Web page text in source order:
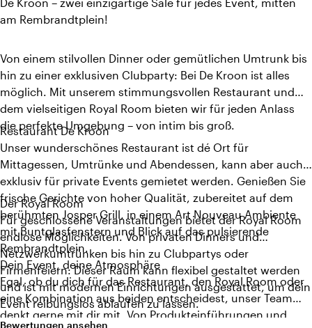
am Rembrandtplein!
Von einem stilvollen Dinner oder gemütlichen Umtrunk bis
hin zu einer exklusiven Clubparty: Bei De Kroon ist alles
möglich. Mit unserem stimmungsvollen Restaurant und
dem vielseitigen Royal Room bieten wir für jeden Anlass
die perfekte Umgebung – von intim bis groß.
Restaurant De Kroon
Unser wunderschönes Restaurant ist dé Ort für
Mittagessen, Umtrünke und Abendessen, kann aber auch
exklusiv für private Events gemietet werden. Genießen Sie
frische Gerichte von hoher Qualität, zubereitet auf dem
berühmten Josper Grill, in einem Art Nouveau Ambiente
mit Buntglasfenstern und Blick auf das pulsierende
Rembrandtplein.
Der Royal Room
Für geschlossene Veranstaltungen bietet der Royal Room
endlose Möglichkeiten. Von privaten Dinners und
Netzwerkumtrünken bis hin zu Clubpartys oder
Firmenfeiern: Dieser Raum kann flexibel gestaltet werden
und ist mit modernen Einrichtungen ausgestattet, um dein
Event reibungslos ablaufen zu lassen.
Dein Event, deine Atmosphäre
Egal, ob du dich für das Restaurant, den Royal Room oder
eine Kombination aus beiden entscheidest, unser Team
denkt gerne mit dir mit. Von Produkteinführungen und
Bewertungen ansehen